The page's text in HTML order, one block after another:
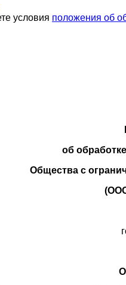
условия положения об
об
Общества с